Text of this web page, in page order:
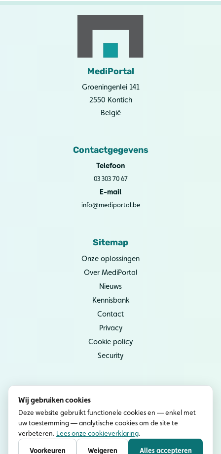
MediPortal
Groeningenlei 141
2550 Kontich
België
Contactgegevens
Telefoon
03 303 70 67
E-mail
info@mediportal.be
Sitemap
Onze oplossingen
Over MediPortal
Nieuws
Kennisbank
Contact
Privacy
Cookie policy
Security
Instagram
YouTube
Wij gebruiken cookies
Deze website gebruikt functionele cookies en — enkel met
uw toestemming — analytische cookies om de site te
verbeteren. Lees onze cookieverklaring.
Voorkeuren Weigeren Alles accepteren